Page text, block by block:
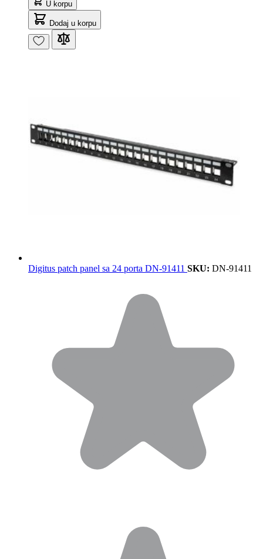
U korpu
Dodaj u korpu
Digitus patch panel sa 24 porta DN-91411 SKU: DN-91411